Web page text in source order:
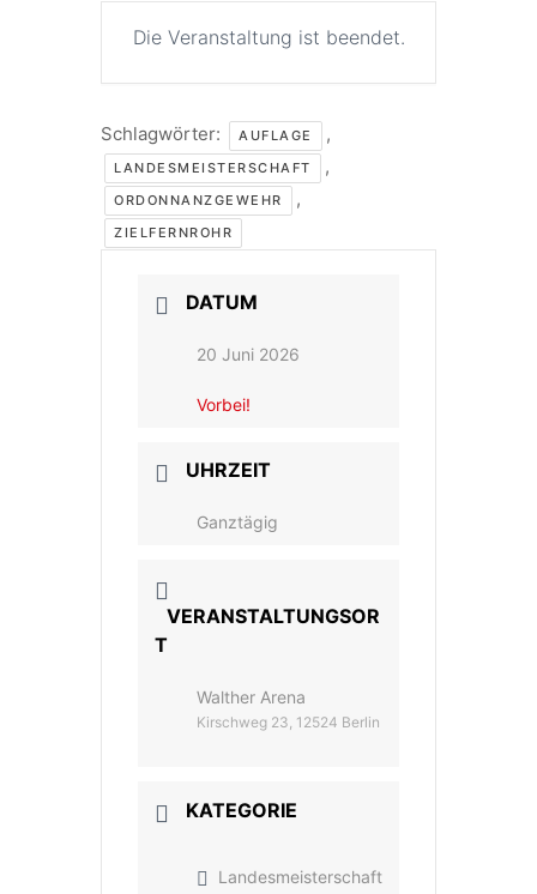
Die Veranstaltung ist beendet.
Schlagwörter: AUFLAGE ,
LANDESMEISTERSCHAFT ,
ORDONNANZGEWEHR ,
ZIELFERNROHR
DATUM
20 Juni 2026
Vorbei!
UHRZEIT
Ganztägig
VERANSTALTUNGSOR
T
Walther Arena
Kirschweg 23, 12524 Berlin
KATEGORIE
Landesmeisterschaft